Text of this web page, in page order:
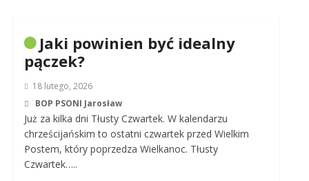
Jaki powinien być idealny
pączek?
18 lutego, 2026
BOP PSONI Jarosław
Już za kilka dni Tłusty Czwartek. W kalendarzu
chrześcijańskim to ostatni czwartek przed Wielkim
Postem, który poprzedza Wielkanoc. Tłusty
Czwartek…..